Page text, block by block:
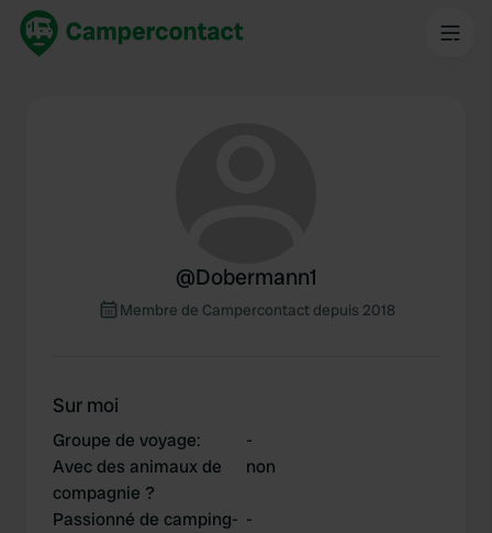
@Dobermann1
Membre de Campercontact depuis 2018
Sur moi
Groupe de voyage:
-
Avec des animaux de
compagnie ?
non
Passionné de camping- -